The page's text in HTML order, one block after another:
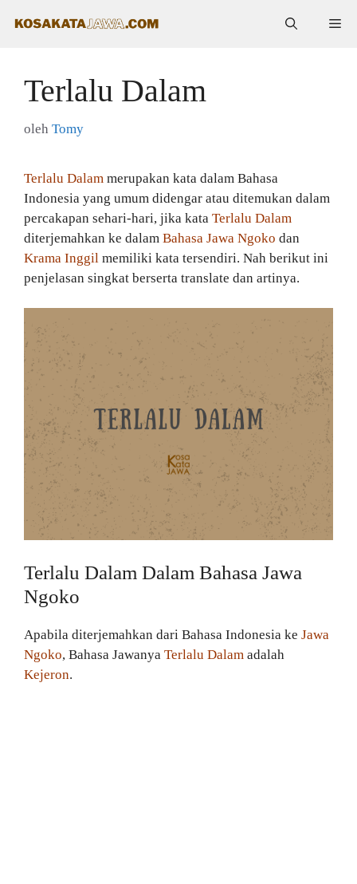
Terlalu Dalam
oleh Tomy
Terlalu Dalam merupakan kata dalam Bahasa
Indonesia yang umum didengar atau ditemukan dalam
percakapan sehari-hari, jika kata Terlalu Dalam
diterjemahkan ke dalam Bahasa Jawa Ngoko dan
Krama Inggil memiliki kata tersendiri. Nah berikut ini
penjelasan singkat berserta translate dan artinya.
Terlalu Dalam Dalam Bahasa Jawa
Ngoko
Apabila diterjemahkan dari Bahasa Indonesia ke Jawa
Ngoko, Bahasa Jawanya Terlalu Dalam adalah
Kejeron.